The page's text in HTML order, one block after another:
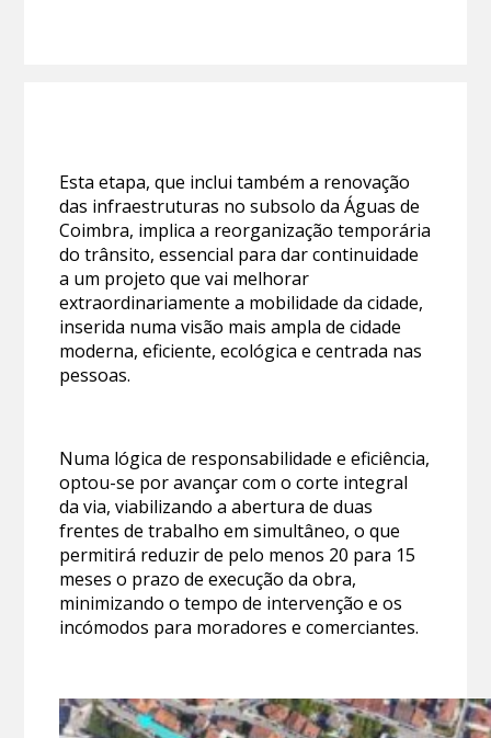
Esta etapa, que inclui também a renovação
das infraestruturas no subsolo da Águas de
Coimbra, implica a reorganização temporária
do trânsito, essencial para dar continuidade
a um projeto que vai melhorar
extraordinariamente a mobilidade da cidade,
inserida numa visão mais ampla de cidade
moderna, eficiente, ecológica e centrada nas
pessoas.
Numa lógica de responsabilidade e eficiência,
optou-se por avançar com o corte integral
da via, viabilizando a abertura de duas
frentes de trabalho em simultâneo, o que
permitirá reduzir de pelo menos 20 para 15
meses o prazo de execução da obra,
minimizando o tempo de intervenção e os
incómodos para moradores e comerciantes.